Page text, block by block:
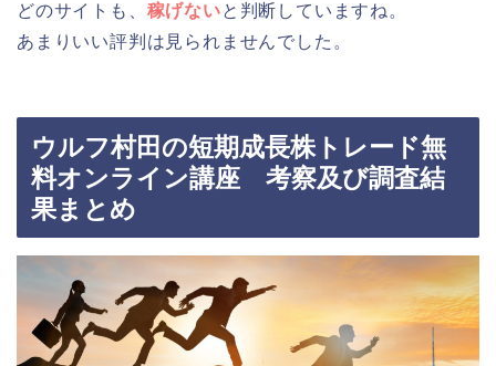
どのサイトも、 稼げないと判断していますね。
あまりいい評判は見られませんでした。
ウルフ村田の短期成長株トレード無
料オンライン講座 考察及び調査結
果まとめ